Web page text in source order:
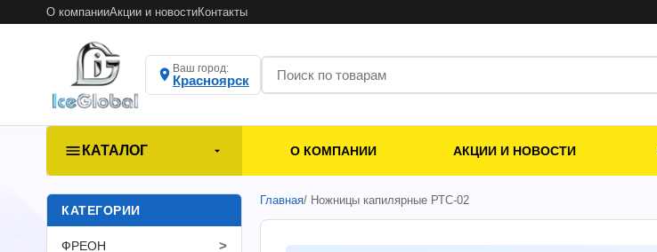
О компанииАкции и новостиКонтакты
Ваш город:
Красноярск
КАТАЛОГ О КОМПАНИИ АКЦИИ И НОВОСТИ
КАТЕГОРИИ
ФРЕОН >
Главная/ Ножницы капилярные РТС-02